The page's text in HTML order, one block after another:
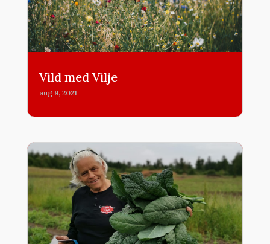
Vild med Vilje
aug 9, 2021